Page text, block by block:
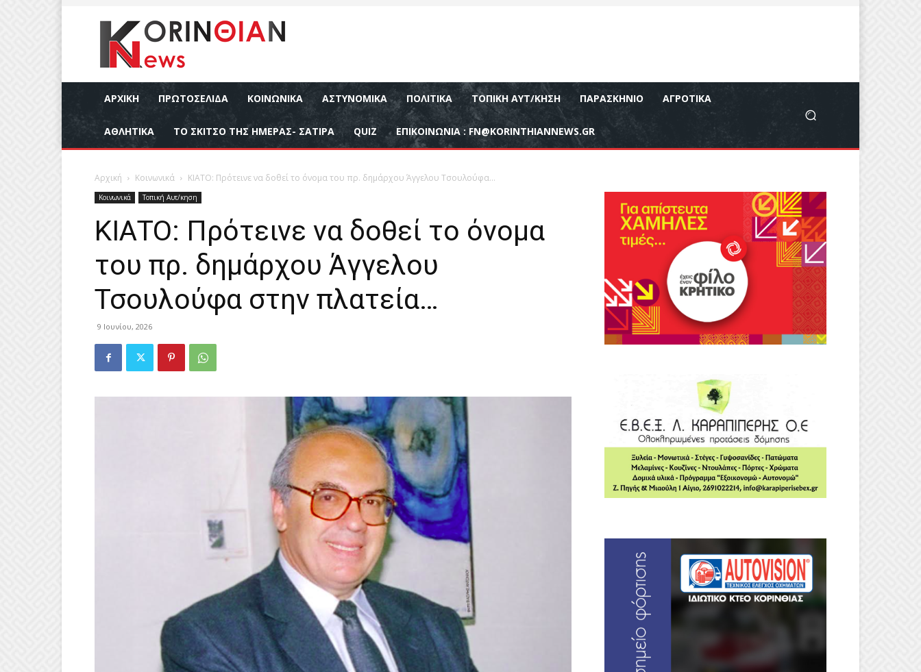
ΑΡΧΙΚΉ ΠΡΩΤΟΣΕΛΙΔΑ ΚΟΙΝΩΝΙΚΆ ΑΣΤΥΝΟΜΙΚΆ ΠΟΛΙΤΙΚΆ ΤΟΠΙΚΉ ΑΥΤ/ΚΗΣΗ ΠΑΡΑΣΚΉΝΙΟ ΑΓΡΟΤΙΚΆ
ΑΘΛΗΤΙΚΆ ΤΟ ΣΚΙΤΣΟ ΤΗΣ ΗΜΕΡΑΣ- ΣΑΤΙΡΑ QUIZ ΕΠΙΚΟΙΝΩΝΊΑ : FN@KORINTHIANNEWS.GR
Αρχική Κοινωνικά ΚΙΑΤΟ: Πρότεινε να δοθεί το όνομα του πρ. δημάρχου Άγγελου Τσουλούφα...
Κοινωνικά Τοπική Αυτ/κηση
ΚΙΑΤΟ: Πρότεινε να δοθεί το όνομα
του πρ. δημάρχου Άγγελου
Τσουλούφα στην πλατεία…
9 Ιουνίου, 2026